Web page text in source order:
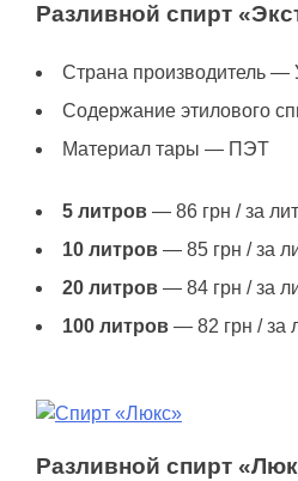
Разливной спирт
Страна производитель —
Содержание этилового
Материал тары — ПЭТ
5 литров — 86 грн / за
10 литров — 85 грн / за
20 литров — 84 грн / за
100 литров — 82 грн / за
Разливной спирт